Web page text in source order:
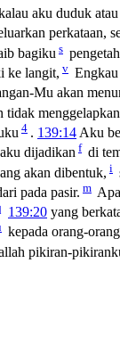
aku duduk
perkataan,
bagiku s
ke langit, v
Mu akan
tidak menggelapkan
4 . 139:14 Aku
dijadikan f di
akan dibentuk, i
pada pasir. m
139:20 yang
kepada orang-
pikiran-